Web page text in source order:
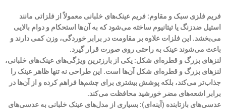
فریم فلزی سبک و مقاوم: فریم عینک‌های خلبانی معمولاً از فلزاتی مانند
استیل ضدزنگ یا تیتانیوم ساخته می‌شود که به آن‌ها استحکام و دوام بالایی
می‌بخشد. این فلزات علاوه بر مقاومت در برابر خوردگی، وزن کمی دارند و
باعث می‌شوند عینک به راحتی روی صورت قرار گیرد.
لنزهای بزرگ و قطره‌ای شکل: یکی از بارزترین ویژگی‌های عینک‌های خلبانی،
لنزهای بزرگ و قطره‌ای شکل آن‌ها است. این طراحی نه تنها ظاهر عینک را
جذاب‌تر می‌کند، بلکه پوشش بیشتری برای چشم‌ها فراهم کرده و از آن‌ها در
برابر اشعه‌های مضر خورشید محافظت می‌کند.
عدسی‌های بازتابنده (آینه‌ای): بسیاری از مدل‌های عینک خلبانی به عدسی‌های